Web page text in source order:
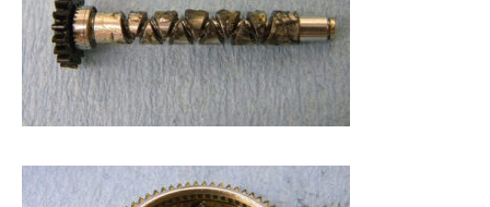
謹賀新年
2026.01.01